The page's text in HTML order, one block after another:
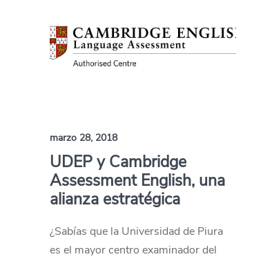
marzo 28, 2018
UDEP y Cambridge
Assessment English, una
alianza estratégica
¿Sabías que la Universidad de Piura
es el mayor centro examinador del